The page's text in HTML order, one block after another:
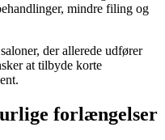
mindre filing og
der allerede udfører
at tilbyde korte
forlængelser